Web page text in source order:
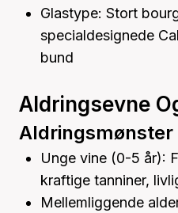
Glastype: Stort
specialdesignede
bund
Aldringsevne
Aldringsmønster
Unge vine (0-5 år):
kraftige tanniner,
Mellemliggende